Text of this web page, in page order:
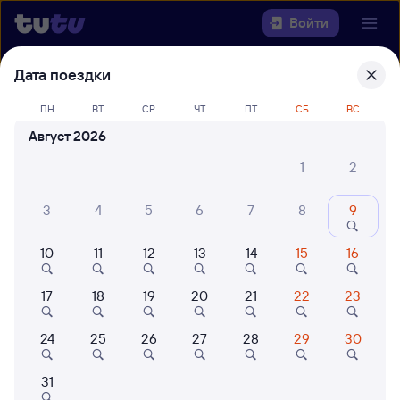
Войти
Выберите день, чтобы найти
билеты Вологда — Мурманск
Откуда
Кто едет
Найти поезда
Дата поездки
ПН ВТ СР ЧТ ПТ СБ ВС
Август 2026
1
2
3 4 5 6 7 8 9
10 11 12 13 14 15 16
17 18 19 20 21 22 23
24 25 26 27 28 29 30
31